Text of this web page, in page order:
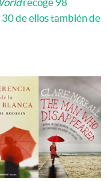
de ellos también de